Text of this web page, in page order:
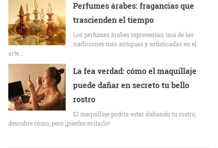
Perfumes árabes: fragancias que
trascienden el tiempo
Los perfumes árabes representan una de las
tradiciones más antiguas y sofisticadas en el
arte…
La fea verdad: cómo el maquillaje
puede dañar en secreto tu bello
rostro
El maquillaje podría estar dañando tu rostro,
descubre cómo, pero ¡puedes evitarlo!